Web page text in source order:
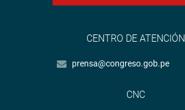
CENTRO DE ATENCIÓN
prensa@congreso.gob.pe
CNC